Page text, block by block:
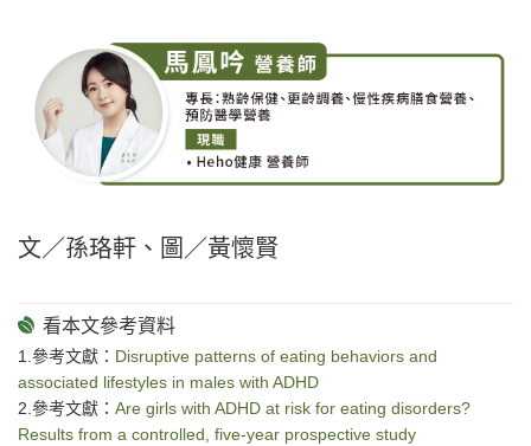
文／孫珞軒、圖／黃懷賢
1.參考文獻： Disruptive patterns of eating behaviors and
associated lifestyles in males with ADHD
2.參考文獻： Are girls with ADHD at risk for eating disorders?
Results from a controlled, five-year prospective study